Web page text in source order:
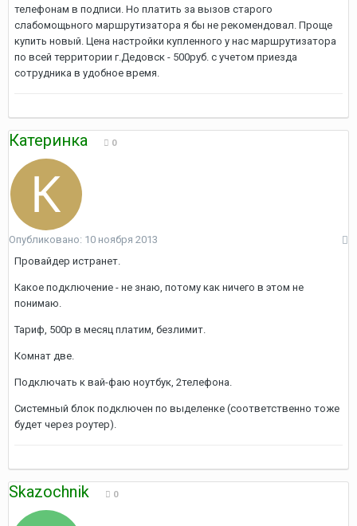
телефонам в подписи. Но платить за вызов старого
слабомощьного маршрутизатора я бы не рекомендовал. Проще
купить новый. Цена настройки купленного у нас маршрутизатора
по всей территории г.Дедовск - 500руб. с учетом приезда
сотрудника в удобное время.
Катеринка 0
Опубликовано: 10 ноября 2013
Провайдер истранет.
Какое подключение - не знаю, потому как ничего в этом не
понимаю.
Тариф, 500р в месяц платим, безлимит.
Комнат две.
Подключать к вай-фаю ноутбук, 2телефона.
Системный блок подключен по выделенке (соответственно тоже
будет через роутер).
Skazochnik 0